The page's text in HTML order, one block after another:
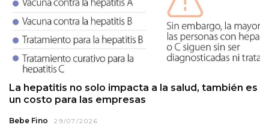
La hepatitis no solo impacta a la salud, también es
un costo para las empresas
Bebe Fino 29/07/2026